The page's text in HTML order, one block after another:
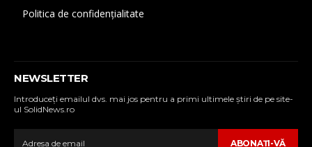
Politica de confidențialitate
NEWSLETTER
Introduceţi emailul dvs. mai jos pentru a primi ultimele ştiri de pe site-
ul SolidNews.ro
ABONAŢI-VĂ